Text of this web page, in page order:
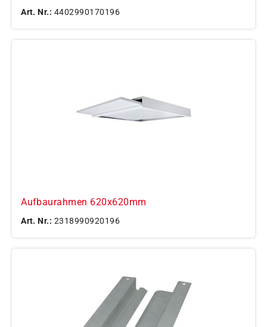
Art. Nr.: 4402990170196
Aufbaurahmen 620x620mm
Art. Nr.: 2318990920196